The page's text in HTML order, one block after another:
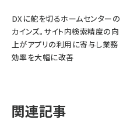
DXに舵を切るホームセンターの
カインズ。サイト内検索精度の向
上がアプリの利用に寄与し業務
効率を大幅に改善
関連記事